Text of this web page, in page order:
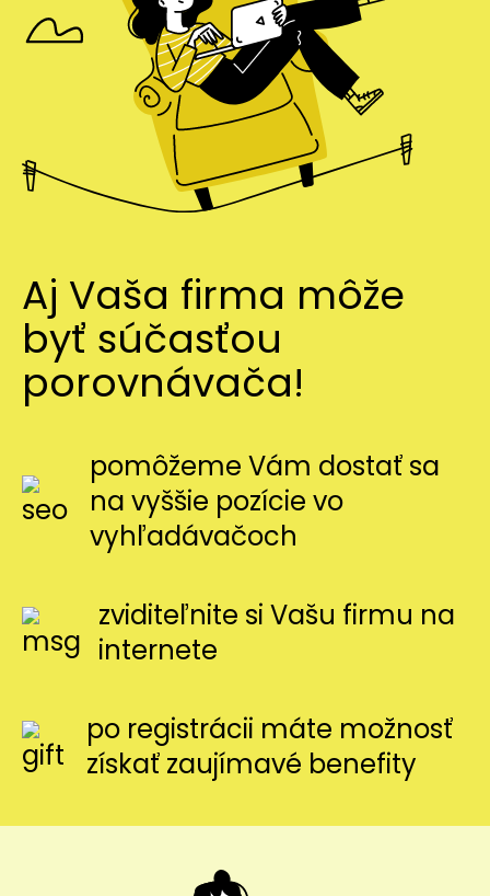
Aj Vaša firma môže
byť súčasťou
porovnávača!
pomôžeme Vám dostať sa
na vyššie pozície vo
vyhľadávačoch
zviditeľnite si Vašu firmu na
internete
po registrácii máte možnosť
získať zaujímavé benefity